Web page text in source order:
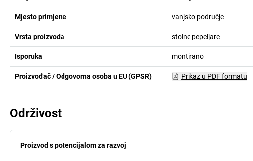
Mjesto primjene vanjsko područje
Vrsta proizvoda stolne pepeljare
Isporuka montirano
Proizvođač / Odgovorna osoba u EU (GPSR) Prikaz u PDF formatu
Održivost
Proizvod s potencijalom za razvoj